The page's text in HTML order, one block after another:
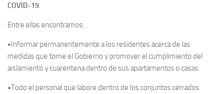
COVID-19
Entre ellas encontramos:
•Informar permanentemente a los residentes acerca de las
medidas que tome el Gobierno y promover el cumplimiento del
aislamiento y cuarentena dentro de sus apartamentos o casas.
•Todo el personal que labore dentro de los conjuntos cerrados